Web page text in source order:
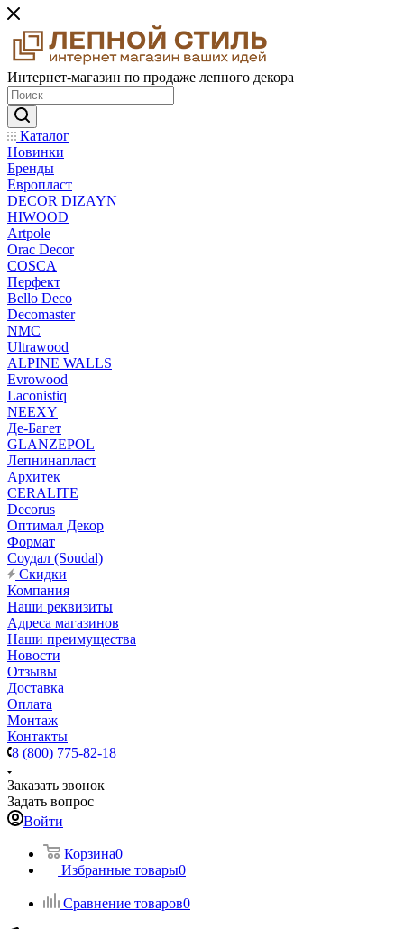
Интернет-магазин по продаже лепного декора
Каталог
Новинки
Бренды
Европласт
DECOR DIZAYN
HIWOOD
Artpole
Orac Decor
COSCA
Перфект
Bello Deco
Decomaster
NMС
Ultrawood
ALPINE WALLS
Evrowood
Laconistiq
NEEXY
Де-Багет
GLANZEPOL
Лепнинапласт
Архитек
CERALITE
Decorus
Оптимал Декор
Формат
Соудал (Soudal)
Скидки
Компания
Наши реквизиты
Адреса магазинов
Наши преимущества
Новости
Отзывы
Доставка
Оплата
Монтаж
Контакты
8 (800) 775-82-18
Заказать звонок
Задать вопрос
Войти
Корзина0
Избранные товары0
Сравнение товаров0